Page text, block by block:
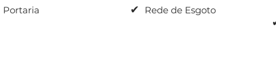
Portaria ✔ Rede de Esgoto